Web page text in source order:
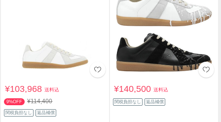
¥103,968送料込
9%OFF ¥114,400
関税負担なし 返品補償
¥140,500送料込
関税負担なし 返品補償